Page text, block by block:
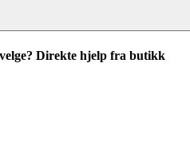
Direkte hjelp fra butikk